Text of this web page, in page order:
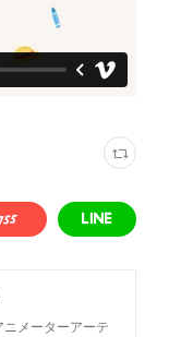
メーターアーテ